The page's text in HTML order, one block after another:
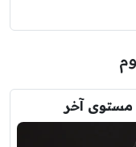
مستوى آخر